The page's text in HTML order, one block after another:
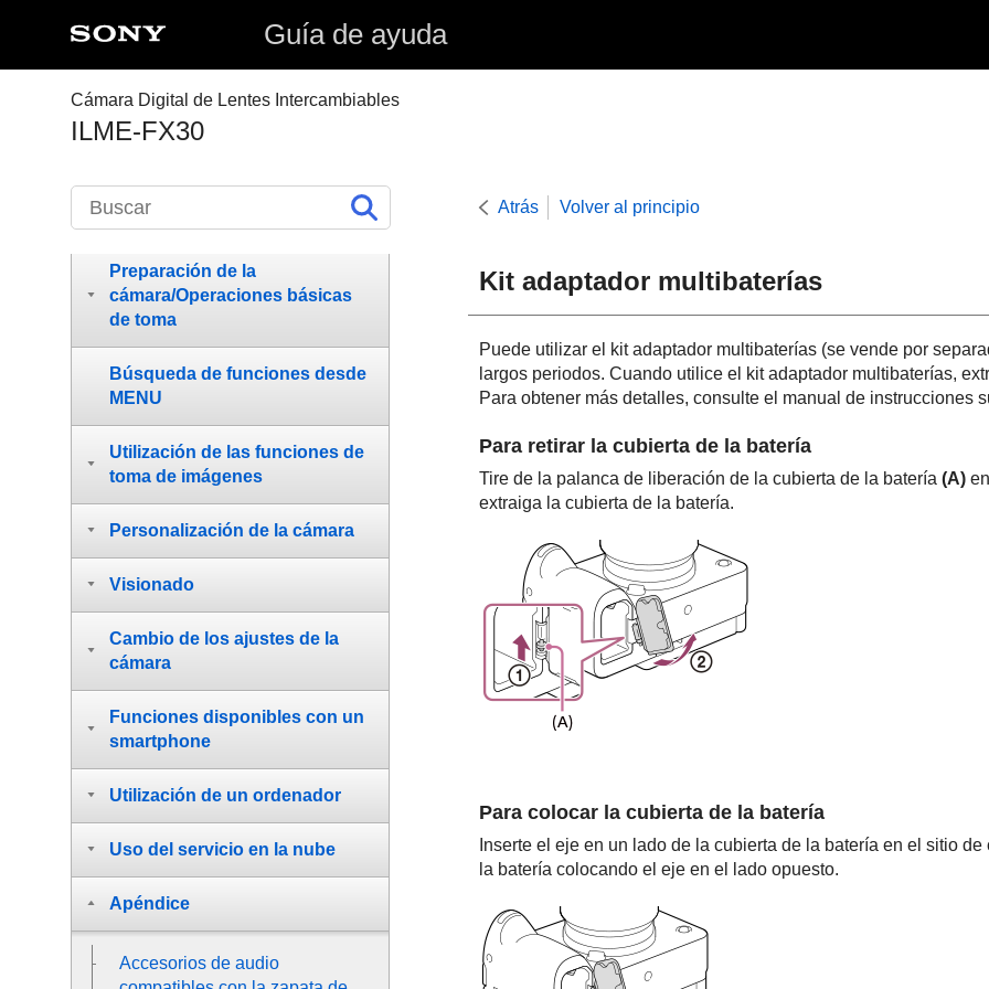
Guía de ayuda
Cámara Digital de Lentes Intercambiables
ILME-FX30
Atrás Volver al principio
Kit adaptador multibaterías
Puede utilizar el kit adaptador multibaterías (se vende por
largos periodos. Cuando utilice el kit adaptador multibaterías,
Para obtener más detalles, consulte el manual de instrucciones
Para retirar la cubierta de la batería
Tire de la palanca de liberación de la cubierta de la batería (A)
extraiga la cubierta de la batería.
Para colocar la cubierta de la batería
Inserte el eje en un lado de la cubierta de la batería en el sitio
la batería colocando el eje en el lado opuesto.
Cómo utilizar la “Guía de
Antes de utilizar
Operaciones básicas
Preparación de la
cámara/Operaciones básicas
de toma
Búsqueda de funciones desde
MENU
Utilización de las funciones de
toma de imágenes
Personalización de la cámara
Visionado
Cambio de los ajustes de la
cámara
Funciones disponibles con un
smartphone
Utilización de un ordenador
Uso del servicio en la nube
Apéndice
Accesorios de audio